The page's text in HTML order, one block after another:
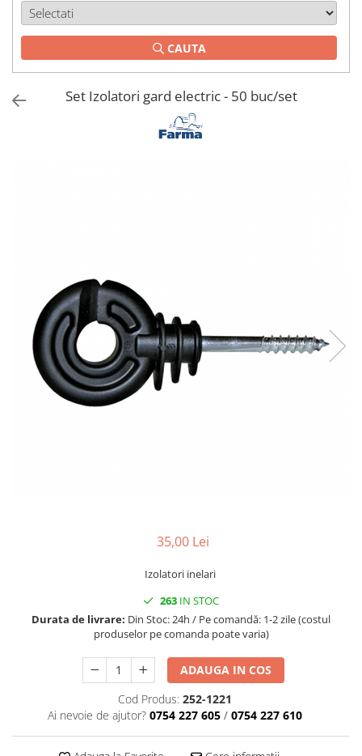
1.2.1. Prindere in 3 puncte
1.2.2. Mecanism de ridicare -
Tiranti si accesorii
1.3. Scaune & Accesorii
1.4.3. Distribuitoare
1.4.4. Cilindri si accesorii
1.5. Motoare
1.5.1. Combustibili
1.5.8. Esapamente
1.5.9. Chiulasa si supape
CAUTA
Set Izolatori gard electric - 50 buc/set
35,00 Lei
Izolatori inelari
263 IN STOC
Durata de livrare: Din Stoc: 24h / Pe comandă: 1-2 zile (costul
produselor pe comanda poate varia)
ADAUGA IN COS
Cod Produs: 252-1221
Ai nevoie de ajutor? 0754 227 605 / 0754 227 610